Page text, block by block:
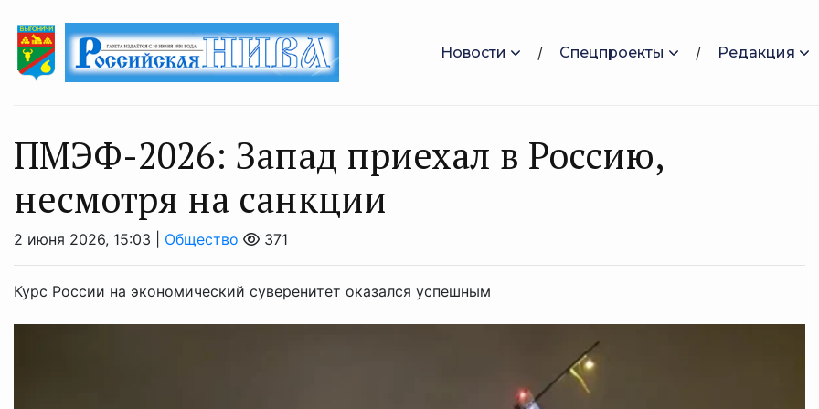
Новости Спецпроекты Редакция
ПМЭФ-2026: Запад приехал в Россию,
несмотря на санкции
2 июня 2026, 15:03 | Общество 371
Курс России на экономический суверенитет оказался успешным